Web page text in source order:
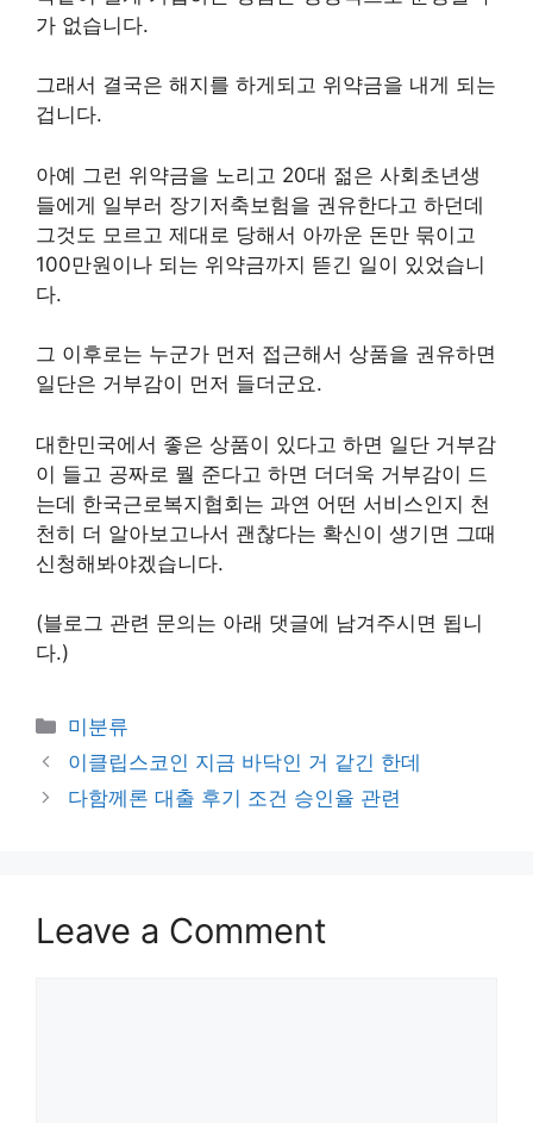
가 없습니다.
그래서 결국은 해지를 하게되고 위약금을 내게 되는
겁니다.
아예 그런 위약금을 노리고 20대 젊은 사회초년생
들에게 일부러 장기저축보험을 권유한다고 하던데
그것도 모르고 제대로 당해서 아까운 돈만 묶이고
100만원이나 되는 위약금까지 뜯긴 일이 있었습니
다.
그 이후로는 누군가 먼저 접근해서 상품을 권유하면
일단은 거부감이 먼저 들더군요.
대한민국에서 좋은 상품이 있다고 하면 일단 거부감
이 들고 공짜로 뭘 준다고 하면 더더욱 거부감이 드
는데 한국근로복지협회는 과연 어떤 서비스인지 천
천히 더 알아보고나서 괜찮다는 확신이 생기면 그때
신청해봐야겠습니다.
(블로그 관련 문의는 아래 댓글에 남겨주시면 됩니
다.)
Categories
미분류
이클립스코인 지금 바닥인 거 같긴 한데
다함께론 대출 후기 조건 승인율 관련
Leave a Comment